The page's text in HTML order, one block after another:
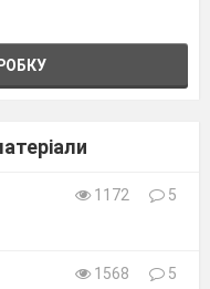
1172
5
1568
5